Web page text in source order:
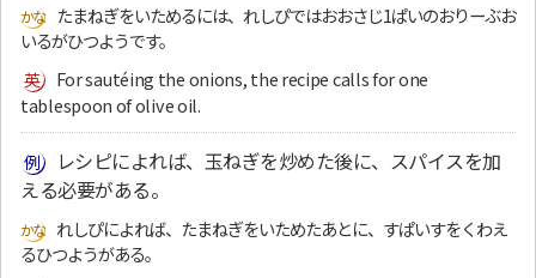
たまねぎをいためるには、れしぴではおおさじ1ぱいのおりーぶお
いるがひつようです。
For sautéing the onions, the recipe calls for one
tablespoon of olive oil.
レシピによれば、玉ねぎを炒めた後に、スパイスを加
える必要がある。
れしぴによれば、たまねぎをいためたあとに、すぱいすをくわえ
るひつようがある。